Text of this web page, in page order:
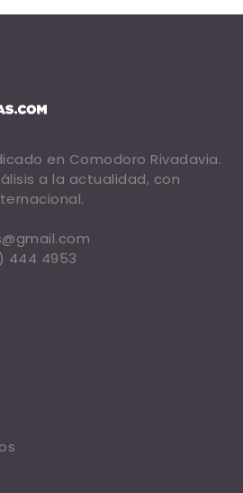
en Comodoro Rivadavia.
a la actualidad, con
444 4953